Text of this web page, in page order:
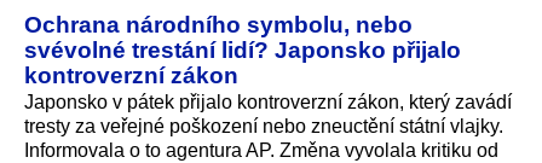
Ochrana národního symbolu, nebo
svévolné trestání lidí? Japonsko přijalo
kontroverzní zákon
Japonsko v pátek přijalo kontroverzní zákon, který zavádí
tresty za veřejné poškození nebo zneuctění státní vlajky.
Informovala o to agentura AP. Změna vyvolala kritiku od